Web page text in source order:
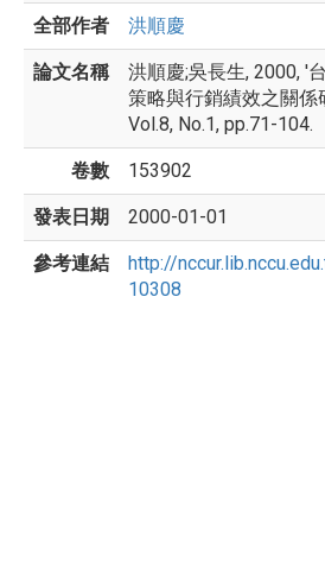
全部作者 洪順慶
論文名稱
洪順慶;吳長生, 2000, '
策略與行銷績效之關係
Vol.8, No.1, pp.71-104.
卷數 153902
發表日期 2000-01-01
參考連結
http://
10308